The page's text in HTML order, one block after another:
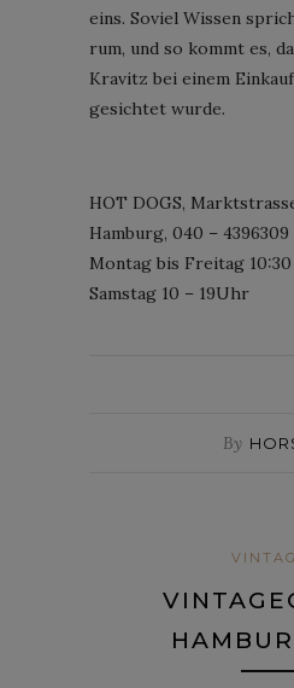
eins. Soviel Wissen
rum, und so kommt es,
Kravitz bei einem
gesichtet wurde.
HOT DOGS,
Hamburg, 040 – 4396309
Montag bis Freitag 10:30
Samstag 10 – 19Uhr
By